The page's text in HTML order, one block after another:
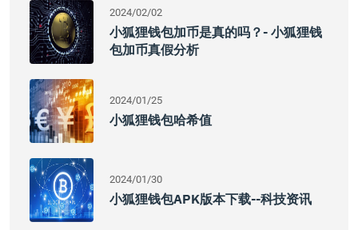
2024/02/02
小狐狸钱包加币是真的吗？- 小狐狸钱
包加币真假分析
2024/01/25
小狐狸钱包哈希值
2024/01/30
小狐狸钱包APK版本下载--科技资讯